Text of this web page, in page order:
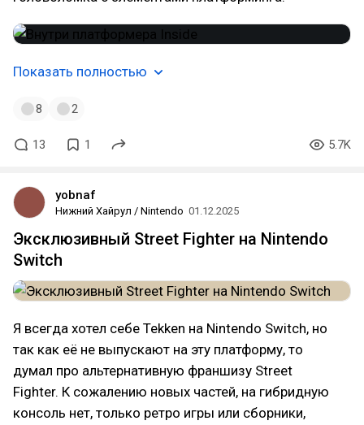
Показать полностью
8 2
13 1 5.7K
yobnaf
Нижний Хайрул / Nintendo 01.12.2025
Эксклюзивный Street Fighter на Nintendo
Switch
Я всегда хотел себе Tekken на Nintendo Switch, но
так как её не выпускают на эту платформу, то
думал про альтернативную франшизу Street
Fighter. К сожалению новых частей, на гибридную
консоль нет, только ретро игры или сборники,